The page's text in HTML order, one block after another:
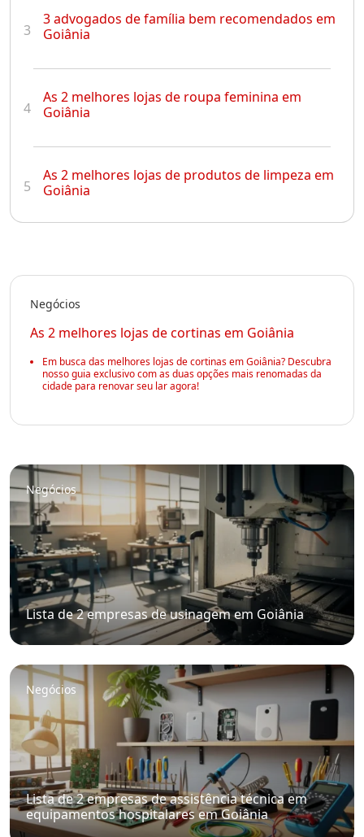
3
3 advogados de família bem recomendados em
Goiânia
4
As 2 melhores lojas de roupa feminina em
Goiânia
5
As 2 melhores lojas de produtos de limpeza em
Goiânia
Negócios
As 2 melhores lojas de cortinas em Goiânia
Em busca das melhores lojas de cortinas em Goiânia? Descubra
nosso guia exclusivo com as duas opções mais renomadas da
cidade para renovar seu lar agora!
Negócios
Lista de 2 empresas de usinagem em Goiânia
Negócios
Lista de 2 empresas de assistência técnica em
equipamentos hospitalares em Goiânia